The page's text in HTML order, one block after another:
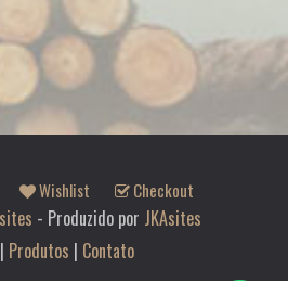
Wishlist Checkout
- Produzido por JKAsites
Produtos | Contato